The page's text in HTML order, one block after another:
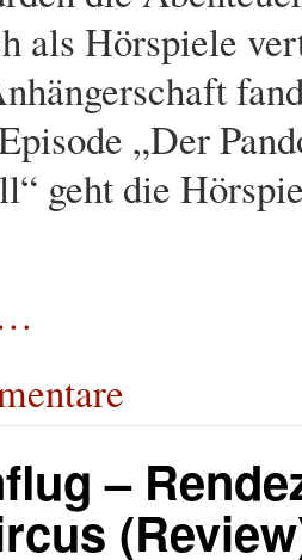
als Hörspiele
„Der
geht die
–